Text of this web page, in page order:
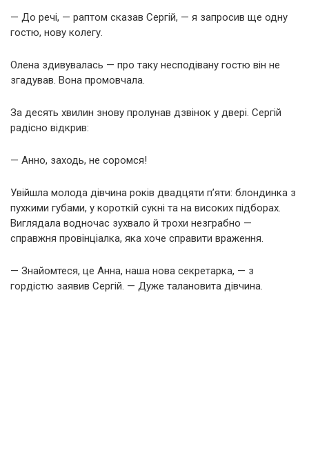
— До речі, — раптом сказав Сергій, — я запросив ще одну
гостю, нову колегу.
Олена здивувалась — про таку несподівану гостю він не
згадував. Вона промовчала.
За десять хвилин знову пролунав дзвінок у двері. Сергій
радісно відкрив:
— Анно, заходь, не соромся!
Увійшла молода дівчина років двадцяти п’яти: блондинка з
пухкими губами, у короткій сукні та на високих підборах.
Виглядала водночас зухвало й трохи незграбно —
справжня провінціалка, яка хоче справити враження.
— Знайомтеся, це Анна, наша нова секретарка, — з
гордістю заявив Сергій. — Дуже талановита дівчина.